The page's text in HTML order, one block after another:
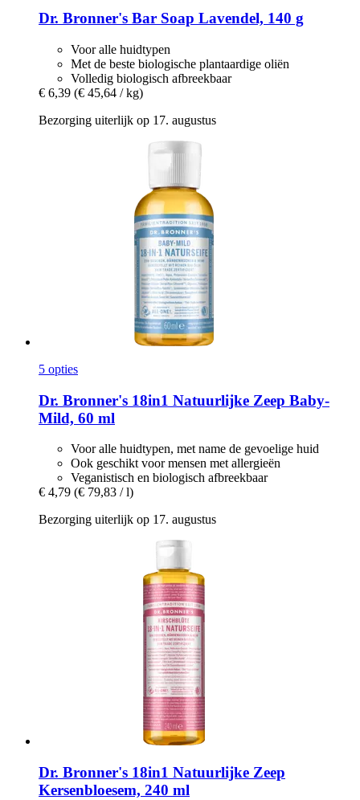
Dr. Bronner's Bar Soap Lavendel, 140 g
Voor alle huidtypen
Met de beste biologische plantaardige oliën
Volledig biologisch afbreekbaar
€ 6,39 (€ 45,64 / kg)
Bezorging uiterlijk op 17. augustus
5 opties
Dr. Bronner's 18in1 Natuurlijke Zeep Baby-​
Mild, 60 ml
Voor alle huidtypen, met name de gevoelige huid
Ook geschikt voor mensen met allergieën
Veganistisch en biologisch afbreekbaar
€ 4,79 (€ 79,83 / l)
Bezorging uiterlijk op 17. augustus
Dr. Bronner's 18in1 Natuurlijke Zeep
Kersenbloesem, 240 ml